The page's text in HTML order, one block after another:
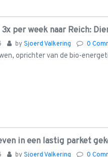
per week naar Reich:
by Sjoerd Valkering 0
oprichter van de bio-
in een lastig parket
by Sjoerd Valkering 0